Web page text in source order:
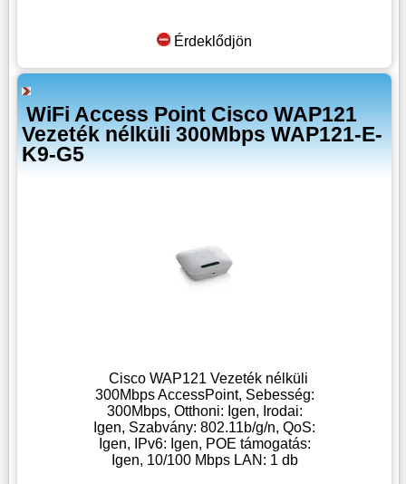
Érdeklődjön
WiFi Access Point Cisco WAP121
Vezeték nélküli 300Mbps WAP121-E-
K9-G5
Cisco WAP121 Vezeték nélküli
300Mbps AccessPoint, Sebesség:
300Mbps, Otthoni: Igen, Irodai:
Igen, Szabvány: 802.11b/g/n, QoS:
Igen, IPv6: Igen, POE támogatás:
Igen, 10/100 Mbps LAN: 1 db